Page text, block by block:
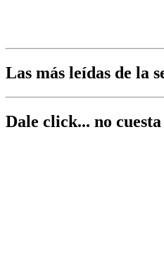
Las más leídas de la
Dale click... no cuesta